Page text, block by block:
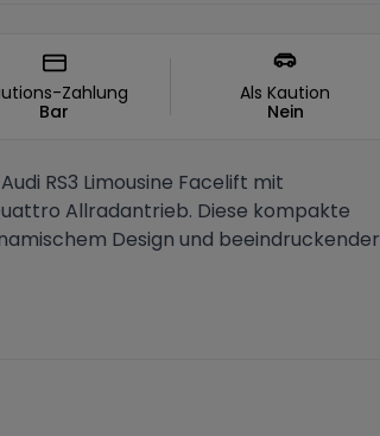
Zahlung
Bar
Als Kaution
Nein
RS3 Limousine Facelift mit
Allradantrieb. Diese kompakte
Design und beeindruckender